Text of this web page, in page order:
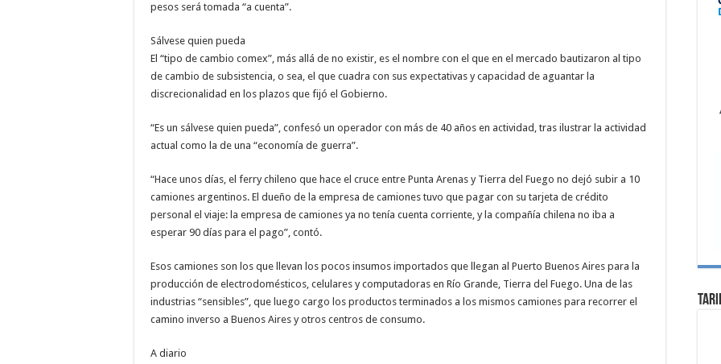
pesos será tomada “a cuenta”.
Sálvese quien pueda
El “tipo de cambio comex”, más allá de no existir, es el nombre con el que en el mercado bautizaron al tipo
de cambio de subsistencia, o sea, el que cuadra con sus expectativas y capacidad de aguantar la
discrecionalidad en los plazos que fijó el Gobierno.
“Es un sálvese quien pueda”, confesó un operador con más de 40 años en actividad, tras ilustrar la actividad
actual como la de una “economía de guerra”.
“Hace unos días, el ferry chileno que hace el cruce entre Punta Arenas y Tierra del Fuego no dejó subir a 10
camiones argentinos. El dueño de la empresa de camiones tuvo que pagar con su tarjeta de crédito
personal el viaje: la empresa de camiones ya no tenía cuenta corriente, y la compañía chilena no iba a
esperar 90 días para el pago”, contó.
Esos camiones son los que llevan los pocos insumos importados que llegan al Puerto Buenos Aires para la
producción de electrodomésticos, celulares y computadoras en Río Grande, Tierra del Fuego. Una de las
industrias “sensibles”, que luego cargo los productos terminados a los mismos camiones para recorrer el
camino inverso a Buenos Aires y otros centros de consumo.
A diario